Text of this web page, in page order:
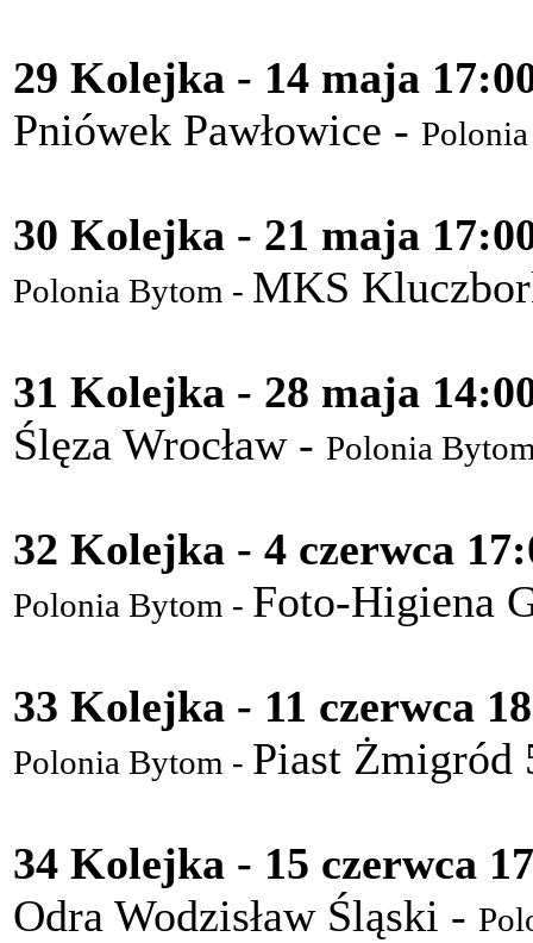
29 Kolejka - 14 maja
Pniówek Pawłowice -
30 Kolejka - 21 maja
Polonia Bytom - MKS
31 Kolejka - 28 maja
Ślęza Wrocław - Polonia
32 Kolejka - 4 czerwca
Polonia Bytom - Foto-Higiena
33 Kolejka - 11 czerwca
Polonia Bytom - Piast Żmigród
34 Kolejka - 15 czerwca
Odra Wodzisław Śląski -